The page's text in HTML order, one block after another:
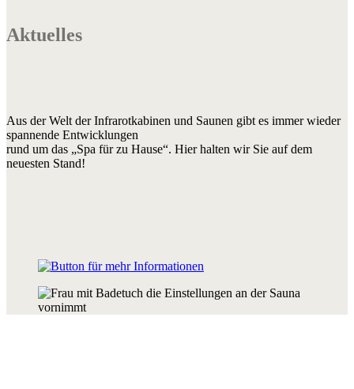
Aktuelles
Aus der Welt der Infrarotkabinen und Saunen gibt es immer wieder
spannende Entwicklungen
rund um das „Spa für zu Hause“. Hier halten wir Sie auf dem
neuesten Stand!